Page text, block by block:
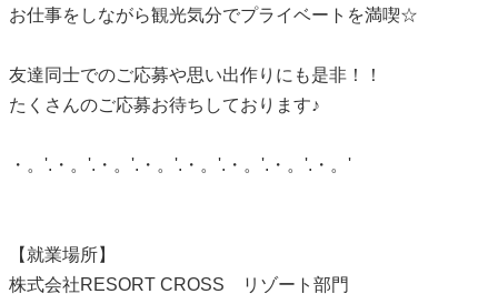
お仕事をしながら観光気分でプライベートを満喫☆
友達同士でのご応募や思い出作りにも是非！！
たくさんのご応募お待ちしております♪
・。'.・。'.・。'.・。'.・。'.・。'.・。'.・。'
【就業場所】
株式会社RESORT CROSS リゾート部門